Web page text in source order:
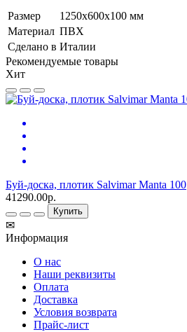
Размер
1250х600х100 мм
Материал ПВХ
Сделано в Италии
Рекомендуемые товары
Хит
Буй-доска, плотик Salvimar Manta 100
41290.00р.
Купить
✉
Информация
О нас
Наши реквизиты
Оплата
Доставка
Условия возврата
Прайс-лист